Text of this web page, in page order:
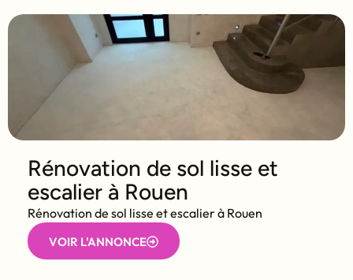
Rénovation de sol lisse et
escalier à Rouen
Rénovation de sol lisse et escalier à Rouen
VOIR L'ANNONCE